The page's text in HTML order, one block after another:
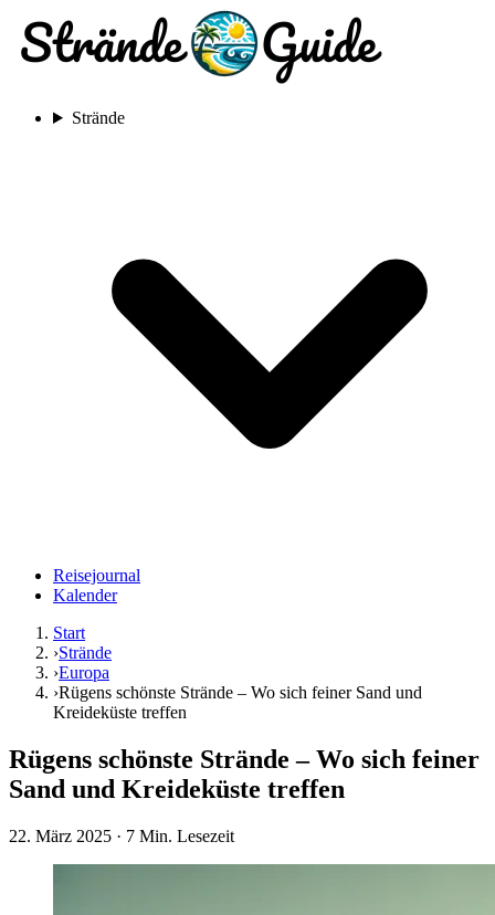
Strände
Reisejournal
Kalender
Start
›Strände
›Europa
›Rügens schönste Strände – Wo sich feiner Sand und
Kreideküste treffen
Rügens schönste Strände – Wo sich feiner
Sand und Kreideküste treffen
22. März 2025 · 7 Min. Lesezeit